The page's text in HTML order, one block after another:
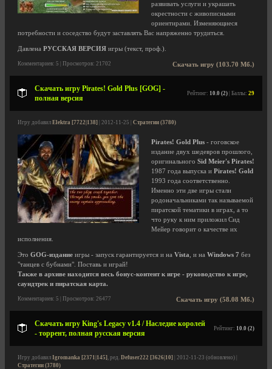
развивать услуги и украшать
окрестности с живописными
ориентирами. Изменяющиеся
потребности и соседство будут заставлять Вас напряженно трудиться.
Давлена РУССКАЯ ВЕРСИЯ игры (текст, проф.).
Скачать игру (103.70 Мб.)
Комментариев: 5 | Просмотров: 21702
Скачать игру Pirates! Gold Plus [GOG] -
полная версия
Рейтинг: 10.0 (2) | Баллы: 29
Игру добавил Elektra [7722|138] | 2012-11-25 | Стратегии (3780)
Pirates! Gold Plus - гоговское
издание двух шедевров прошлого,
оригинального Sid Meier's Pirates!
1987 года выпуска и Pirates! Gold
1993 года соответственно.
Именно эти две игры стали
родоначальниками так называемой
пиратской тематики в играх, а то
что руку к ним приложил Сид
Мейер говорит о качестве их
исполнения.
Это GOG-издание игры - запуск гарантируется и на Vista , и на Windows 7 без
"танцев с бубнами". Поставь и играй!
Также в архиве находится весь бонус-контент к игре - руководство к игре,
саундтрек и пиратская карта.
Скачать игру (58.08 Мб.)
Комментариев: 5 | Просмотров: 26477
Скачать игру King's Legacy v1.4 / Наследие королей
- торрент, полная русская версия
Рейтинг: 10.0 (2)
Игру добавил Igromanka [2371|145], ред. Defuser222 [3626|10] | 2012-11-23 (обновлено) |
Стратегии (3780)